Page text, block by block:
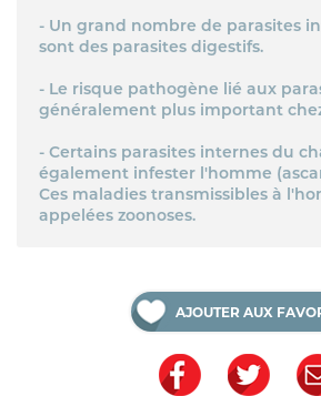
- Un grand nombre de parasites
sont des parasites digestifs.
- Le risque pathogène lié aux
généralement plus important
- Certains parasites internes du
également infester l'homme
Ces maladies transmissibles à
appelées zoonoses.
AJOUTER AUX